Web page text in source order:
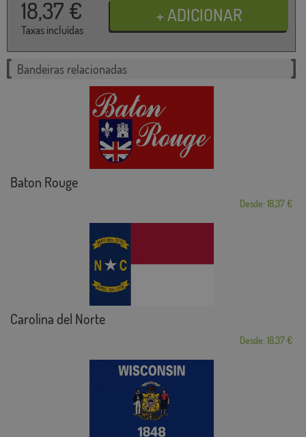
18,37 €
Taxas incluídas
Bandeiras relacionadas
Baton Rouge
Desde: 18,37 €
Carolina del Norte
Desde: 18,37 €